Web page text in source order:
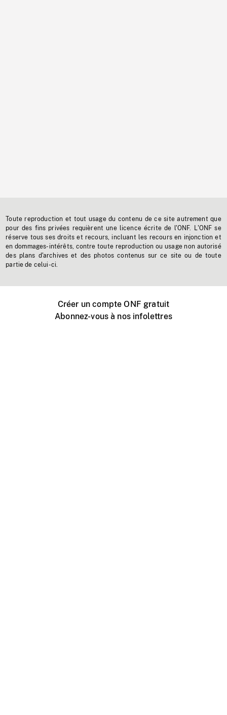
Toute reproduction et tout usage du contenu de ce site autrement que
pour des fins privées requièrent une licence écrite de l'ONF. L'ONF se
réserve tous ses droits et recours, incluant les recours en injonction et
en dommages-intérêts, contre toute reproduction ou usage non autorisé
des plans d'archives et des photos contenus sur ce site ou de toute
partie de celui-ci.
Créer un compte ONF gratuit
Abonnez-vous à nos infolettres